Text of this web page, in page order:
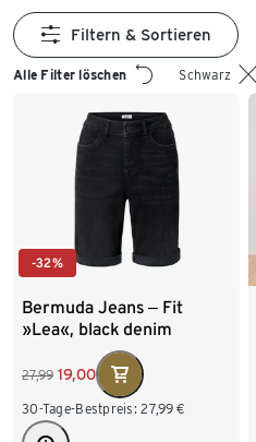
Alle Filter löschen Schwarz
Filtern & Sortieren
-32%
Bermuda Jeans ‒ Fit
»Lea«, black denim
27,99 19,00
30-Tage-Bestpreis: 27,99 €